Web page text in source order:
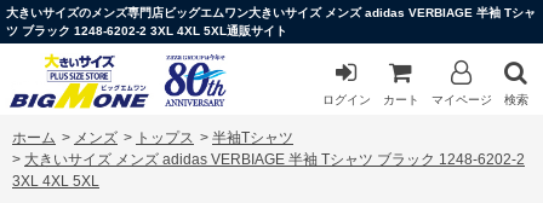
大きいサイズのメンズ専門店ビッグエムワン大きいサイズ メンズ adidas VERBIAGE 半袖 Tシャ
ツ ブラック 1248-6202-2 3XL 4XL 5XL通販サイト
ログイン カート マイページ 検索
ホーム > メンズ > トップス > 半袖Tシャツ
> 大きいサイズ メンズ adidas VERBIAGE 半袖 Tシャツ ブラック 1248-6202-2
3XL 4XL 5XL